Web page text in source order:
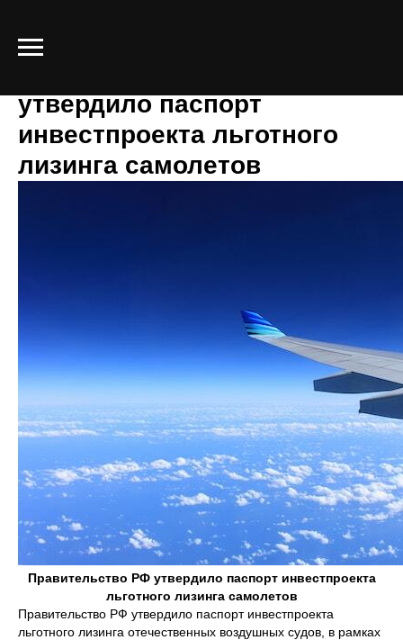
утвердило паспорт
инвестпроекта льготного
лизинга самолетов
Правительство РФ утвердило паспорт инвестпроекта
льготного лизинга самолетов
Правительство РФ утвердило паспорт инвестпроекта
льготного лизинга отечественных воздушных судов, в рамках